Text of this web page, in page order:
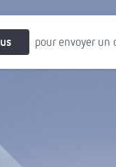
pour envoyer un